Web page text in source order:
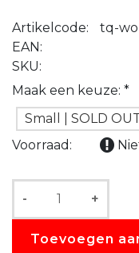
Artikelcode:
tq-
EAN:
SKU:
Maak een keuze: *
Voorraad:
- +
Toevoegen